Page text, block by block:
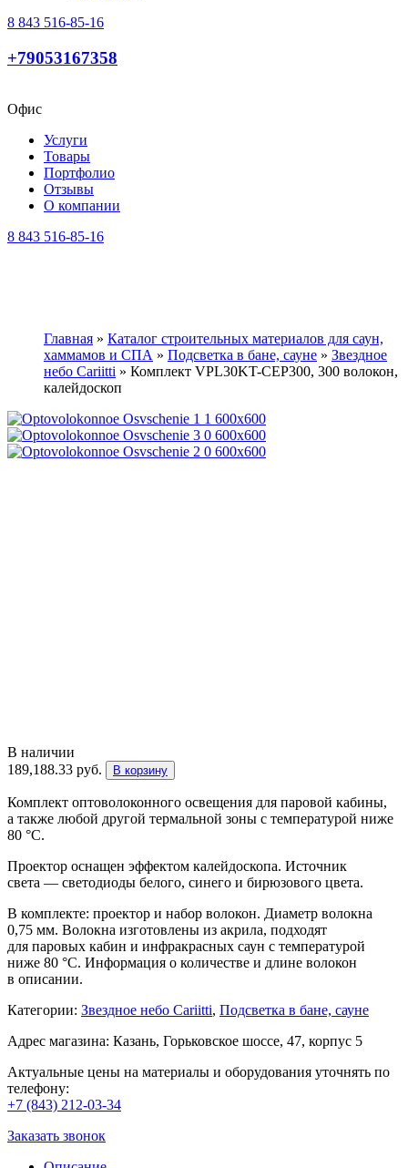
8 843 516-85-16
+79053167358
Офис
Услуги
Товары
Портфолио
Отзывы
О компании
8 843 516-85-16
Главная » Каталог строительных материалов для саун,
хаммамов и СПА » Подсветка в бане, сауне » Звездное
небо Cariitti » Комплект VPL30KT-CEP300, 300 волокон,
калейдоскоп
В наличии
189,188.33 руб. В корзину
Комплект оптоволоконного освещения для паровой кабины,
а также любой другой термальной зоны с температурой ниже
80 °C.
Проектор оснащен эффектом калейдоскопа. Источник
света — светодиоды белого, синего и бирюзового цвета.
В комплекте: проектор и набор волокон. Диаметр волокна
0,75 мм. Волокна изготовлены из акрила, подходят
для паровых кабин и инфракрасных саун с температурой
ниже 80 °C. Информация о количестве и длине волокон
в описании.
Категории: Звездное небо Cariitti, Подсветка в бане, сауне
Адрес магазина: Казань, Горьковское шоссе, 47, корпус 5
Актуальные цены на материалы и оборудования уточнять по
телефону:
+7 (843) 212-03-34
Заказать звонок